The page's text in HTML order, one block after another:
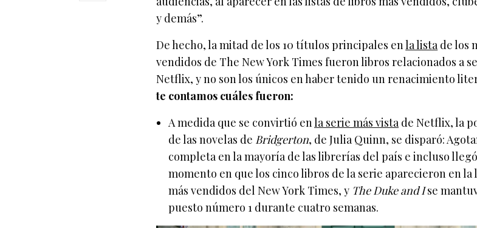
y demás”.
De hecho, la mitad de los 10 títulos principales enla listade los
vendidos de The New York Times fueron libros relacionados a
Netflix, y no son los únicos en haber tenido un renacimiento
te contamos cuáles fueron:
A medida que se convirtió enla serie más vistade Netflix, la
de las novelas de Bridgerton, de Julia Quinn, se disparó:
completa en la mayoría de las librerías del país e incluso
momento en que los cinco libros de la serie aparecieron en la
más vendidos del New York Times, y The Duke and Ise
puesto número 1 durante cuatro semanas.